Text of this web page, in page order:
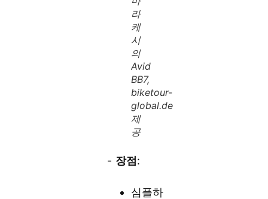
라
케
시
의
Avid
BB7,
biketour-
global.de
제
공
- 장점 :
심플하